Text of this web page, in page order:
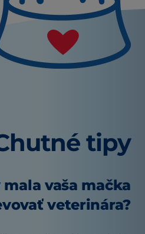
tipy
vaša mačka
veterinára?